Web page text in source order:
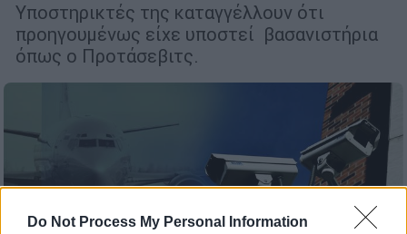
Do Not Process My Personal Information
Υποστηρικτές της καταγγέλλουν ότι
προηγουμένως είχε υποστεί βασανιστήρια
όπως ο Προτάσεβιτς.